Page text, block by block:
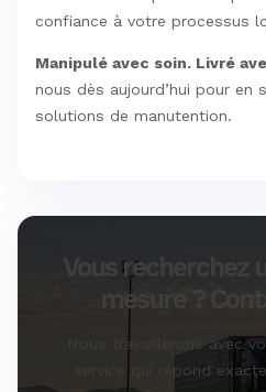
confiance à votre processus
Manipulé avec soin. Livré
nous dès aujourd’hui pour en
solutions de manutention.
Vous recherchez
mesure ?
Nous travaillerons avec
service qui répond